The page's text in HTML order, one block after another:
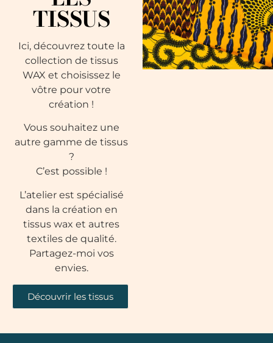
TISSUS
Ici, découvrez toute la
collection de tissus
WAX et choisissez le
vôtre pour votre
création !
Vous souhaitez une
autre gamme de tissus
?
C’est possible !
L’atelier est spécialisé
dans la création en
tissus wax et autres
textiles de qualité.
Partagez-moi vos
envies.
Découvrir les tissus